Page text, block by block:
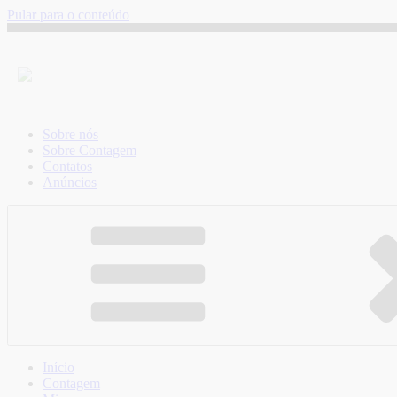
Pular para o conteúdo
Sobre nós
Sobre Contagem
Contatos
Anúncios
Início
Contagem